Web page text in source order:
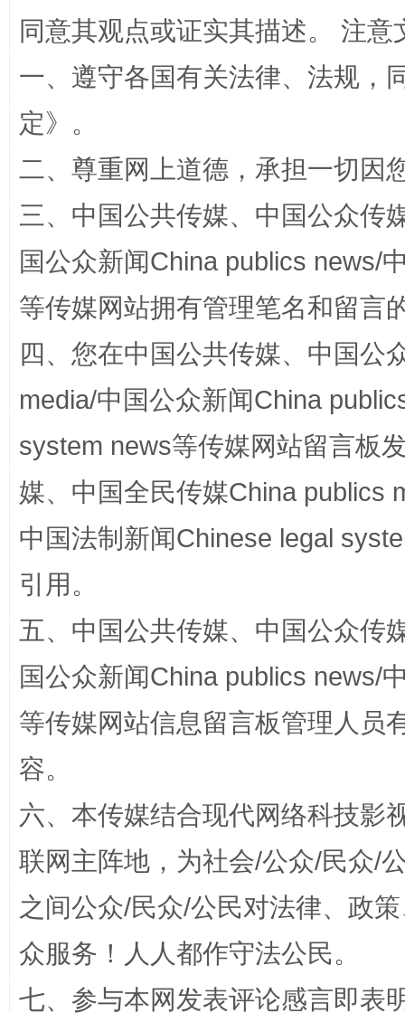
扯下公款旅游的“隐身衣” 如何以
“蜀中异人”王建安的艺术幻境
完善运行机制助力责任有效落实 一纸欠
千年窑火 生生不息
同意其观点或证实其描述。 注
一、遵守各国有关法律、法规，
定》。
二、尊重网上道德，承担一切因
三、中国公共传媒、中国公众传
国公众新闻China publics news/
等传媒网站拥有管理笔名和留言
四、您在中国公共传媒、中国公
media/中国公众新闻China
system news等传媒网站留言板
媒、中国全民传媒China publics
中国法制新闻Chinese legal
引用。
五、中国公共传媒、中国公众传
国公众新闻China publics news/
等传媒网站信息留言板管理人员
容。
六、本传媒结合现代网络科技影
联网主阵地，为社会/公众/民众/
之间公众/民众/公民对法律、政
众服务！人人都作守法公民。
七、参与本网发表评论感言即表